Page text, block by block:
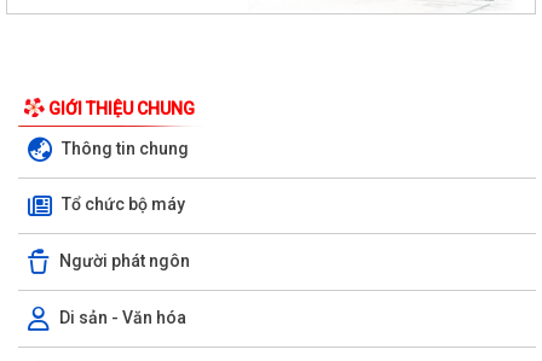
GIỚI THIỆU CHUNG
Thông tin chung
Tổ chức bộ máy
Người phát ngôn
Di sản - Văn hóa
Đội tuyển Hải Phòng đoạt giải A Hội thi lực lượng tham gia bảo vệ an
ninh, trật tự ở cơ sở giỏi...
UBND phường Kinh Môn họp đẩy nhanh tiến độ giải phóng mặt bằng
Khai mạc Chung kết Hội thi lực lượng tham gia bảo vệ ANTT ở cơ sở